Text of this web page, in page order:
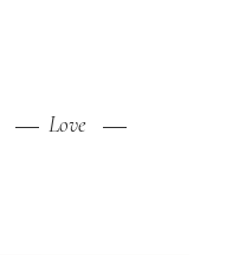
Love